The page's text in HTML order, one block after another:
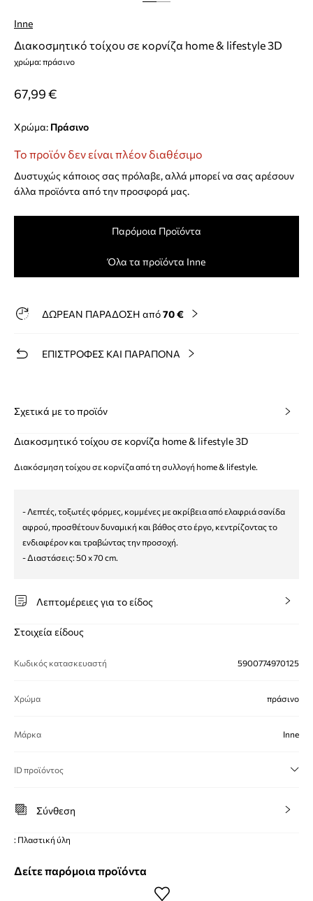
Inne
Διακοσμητικό τοίχου σε κορνίζα home & lifestyle 3D
χρώμα: πράσινο
67,99 €
Χρώμα: πράσινο
Το προϊόν δεν είναι πλέον διαθέσιμο
Δυστυχώς κάποιος σας πρόλαβε, αλλά μπορεί να σας αρέσουν
άλλα προϊόντα από την προσφορά μας.
Παρόμοια Προϊόντα
Όλα τα προϊόντα Inne
ΔΩΡΕΑΝ ΠΑΡΑΔΟΣΗ από70 €
ΕΠΙΣΤΡΟΦΕΣ ΚΑΙ ΠΑΡΑΠΟΝΑ
Σχετικά με το προϊόν
Διακοσμητικό τοίχου σε κορνίζα home & lifestyle 3D
Διακόσμηση τοίχου σε κορνίζα από τη συλλογή home & lifestyle.
- Λεπτές, τοξωτές φόρμες, κομμένες με ακρίβεια από ελαφριά σανίδα
αφρού, προσθέτουν δυναμική και βάθος στο έργο, κεντρίζοντας το
ενδιαφέρον και τραβώντας την προσοχή.
- Διαστάσεις: 50 x 70 cm.
Λεπτομέρειες για το είδος
Στοιχεία είδους
Κωδικός κατασκευαστή 5900774970125
Χρώμα πράσινο
Μάρκα Inne
ID προϊόντος
Σύνθεση
: Πλαστική ύλη
Δείτε παρόμοια προϊόντα